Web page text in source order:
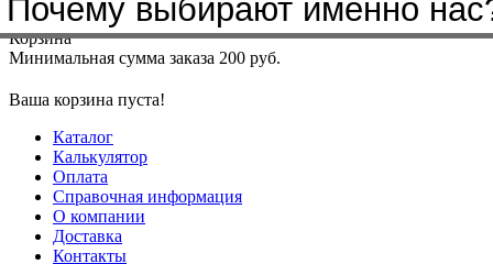
Меню+7(4912)50-37-50sbit@krep62.ru
Корзина
Минимальная сумма заказа 200 руб.
Ваша корзина пуста!
Каталог
Калькулятор
Оплата
Справочная информация
О компании
Доставка
Контакты
Почему выбирают именно